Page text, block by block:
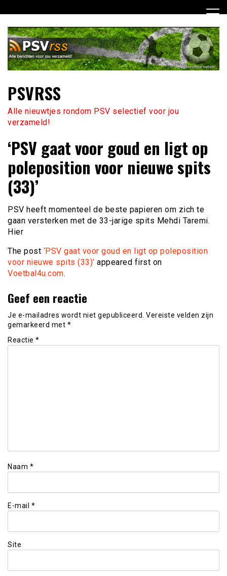
naar
inhoud
PSVRSS
Alle nieuwtjes rondom PSV selectief voor jou
verzameld!
‘PSV gaat voor goud en ligt op
poleposition voor nieuwe spits
(33)’
PSV heeft momenteel de beste papieren om zich te
gaan versterken met de 33-jarige spits Mehdi Taremi.
Hier
The post ‘PSV gaat voor goud en ligt op poleposition
voor nieuwe spits (33)’ appeared first on
Voetbal4u.com.
Geef een reactie
Je e-mailadres wordt niet gepubliceerd. Vereiste velden zijn
gemarkeerd met *
Reactie *
Naam *
E-mail *
Site